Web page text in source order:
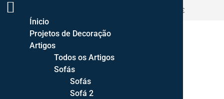
ENTREGA GRATUITA PORTUGAL CONTINENTAL >500€
Ínicio
Projetos de Decoração
Artigos
Todos os Artigos
Sofás
Sofás
Sofá 2